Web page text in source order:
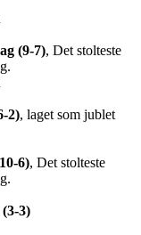
(9-7), Det stolteste
2), laget som jublet
6), Det stolteste
3)